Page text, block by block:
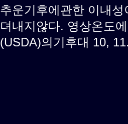
추운기후에관한 이내
뎌내지않다. 영상온도
(USDA)의기후대 10,